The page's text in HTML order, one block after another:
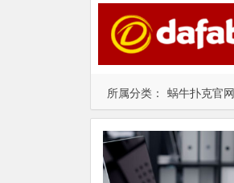
所属分类： 蜗牛扑克官网